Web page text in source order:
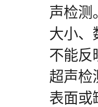
声检测
大小、
不能反
超声检
表面或